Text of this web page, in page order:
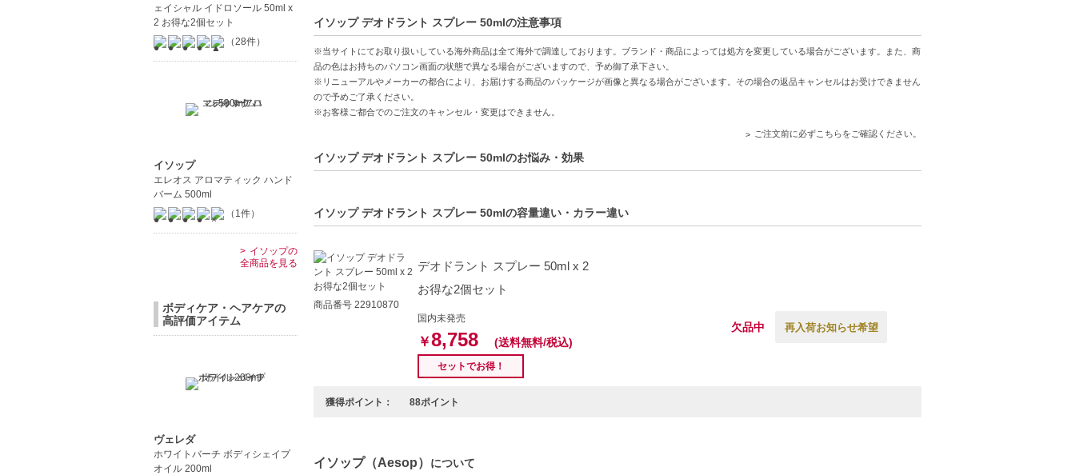
爽やかなベチバーの香り-男性にも女性にも好まれるスッキリとした香りが、日中の気分をリフレッシュ。
持ち運びに便利-コンパクトなスプレータイプで、外出時にもサッと使える手軽さ。
【こんな方へおすすめ】
軽やかな香りを楽しみたい方
運動後や仕事中にリフレッシュしたい方
中文的商品説明在這裡（中国語の商品説明はこちら）
【JAN/UPC:9319944000054】
イソップ デオドラント スプレー 50mlの注意事項
※当サイトにてお取り扱いしている海外商品は全て海外で調達しております。ブランド・商品によっては処方を変更している場合がございます。また、商
品の色はお持ちのパソコン画面の状態で異なる場合がございますので、予め御了承下さい。
※リニューアルやメーカーの都合により、お届けする商品のパッケージが画像と異なる場合がございます。その場合の返品キャンセルはお受けできません
ので予めご了承ください。
※お客様ご都合でのご注文のキャンセル・変更はできません。
ご注文前に必ずこちらをご確認ください。
イソップ デオドラント スプレー 50mlのお悩み・効果
イソップ デオドラント スプレー 50mlの容量違い・カラー違い
商品番号 22910870
デオドラント スプレー 50ml x 2
お得な2個セット
国内未発売
￥8,758 (送料無料/税込)
セットでお得！
欠品中 再入荷お知らせ希望
獲得ポイント： 88ポイント
イソップ（Aesop） について
ェイシャル イドロソール 50ml x
2 お得な2個セット
（28件）
イソップ
エレオス アロマティック ハンド
バーム 500ml
（1件）
イソップの
全商品を見る
ボディケア・ヘアケアの
高評価アイテム
ヴェレダ
ホワイトバーチ ボディシェイプ
オイル 200ml